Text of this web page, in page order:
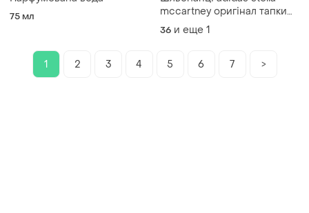
75 мл
mccartney оригінал тапки
жіночі капці тапочки
36 и еще 1
1 2 3 4 5 6 7 >